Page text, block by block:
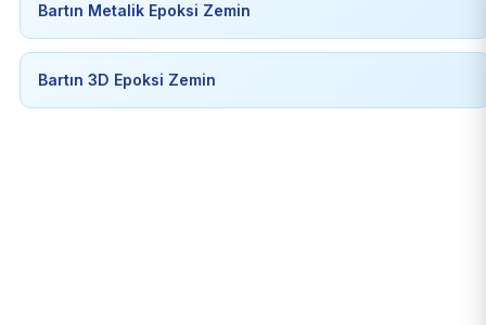
Bartın Metalik Epoksi Zemin
Bartın 3D Epoksi Zemin